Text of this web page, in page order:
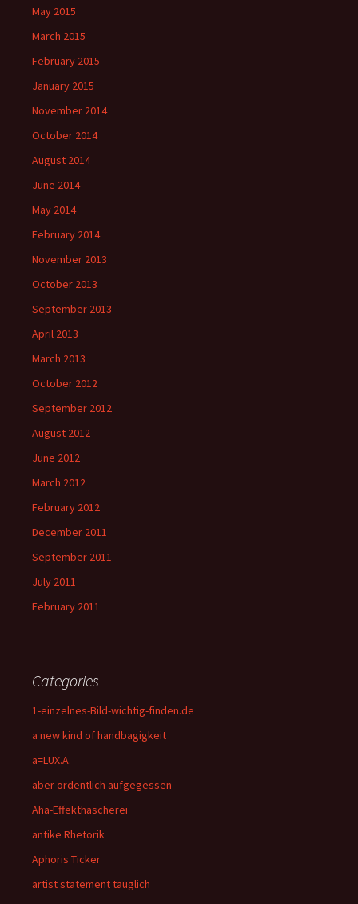
May 2015
March 2015
February 2015
January 2015
November 2014
October 2014
August 2014
June 2014
May 2014
February 2014
November 2013
October 2013
September 2013
April 2013
March 2013
October 2012
September 2012
August 2012
June 2012
March 2012
February 2012
December 2011
September 2011
July 2011
February 2011
Categories
1-einzelnes-Bild-wichtig-finden.de
a new kind of handbagigkeit
a=LUX.A.
aber ordentlich aufgegessen
Aha-Effekthascherei
antike Rhetorik
Aphoris Ticker
artist statement tauglich